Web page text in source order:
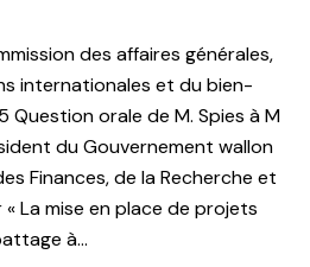
des affaires générales,
internationales et du bien-
Question orale de M. Spies à M
du Gouvernement wallon
Finances, de la Recherche et
La mise en place de projets
à…